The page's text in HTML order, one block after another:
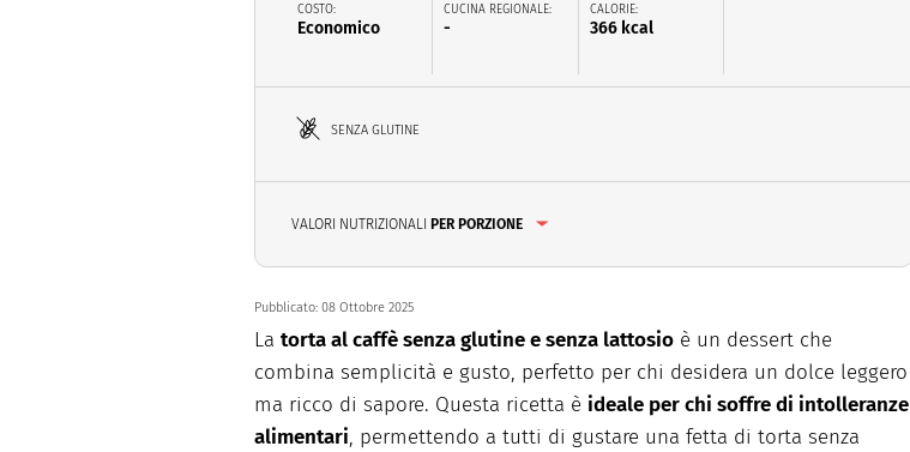
COSTO:
Economico
CUCINA REGIONALE:
-
CALORIE:
366 kcal
SENZA GLUTINE
VALORI NUTRIZIONALI PER PORZIONE
Pubblicato: 08 Ottobre 2025
La torta al caffè senza glutine e senza lattosio è un dessert che
combina semplicità e gusto, perfetto per chi desidera un dolce leggero
ma ricco di sapore. Questa ricetta è ideale per chi soffre di intolleranze
alimentari, permettendo a tutti di gustare una fetta di torta senza